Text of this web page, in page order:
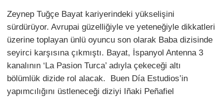
Zeynep Tuğçe Bayat kariyerindeki yükselişini
sürdürüyor. Avrupai güzelliğiyle ve yeteneğiyle dikkatleri
üzerine toplayan ünlü oyuncu son olarak Baba dizisinde
seyirci karşısına çıkmıştı. Bayat, İspanyol Antenna 3
kanalının ‘La Pasion Turca’ adıyla çekeceği altı
bölümlük dizide rol alacak. Buen Día Estudios’in
yapımcılığını üstleneceği diziyi Iñaki Peñafiel